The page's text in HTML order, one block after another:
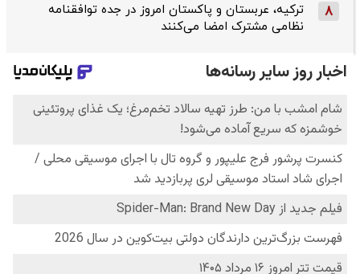
8
ترکیه، عربستان و پاکستان امروز در جده توافقنامه
نظامی مشترک امضا می‌کنند